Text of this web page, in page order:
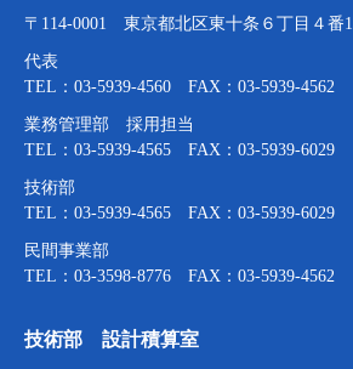
〒114-0001 東京都北区東十条６丁目４番
代表
TEL：03-5939-4560 FAX：03-5939-4562
業務管理部 採用担当
TEL：03-5939-4565 FAX：03-5939-6029
技術部
TEL：03-5939-4565 FAX：03-5939-6029
民間事業部
TEL：03-3598-8776 FAX：03-5939-4562
技術部 設計積算室